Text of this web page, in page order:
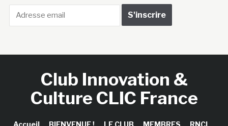
Club Innovation &
Culture CLIC France